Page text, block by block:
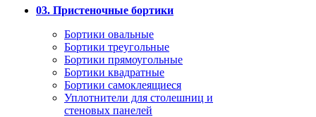
03. Пристеночные бортики
Бортики овальные
Бортики треугольные
Бортики прямоугольные
Бортики квадратные
Бортики самоклеящиеся
Уплотнители для столешниц и
стеновых панелей